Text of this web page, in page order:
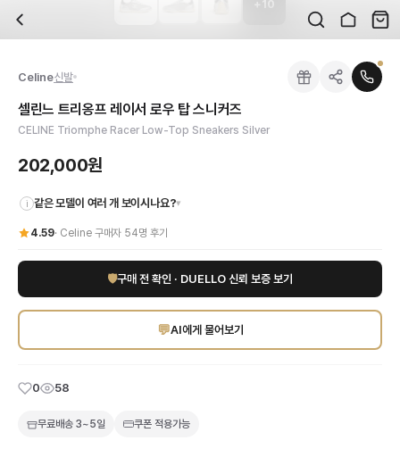
배송은 얼마나 걸리나요?
전문 스태프가 실물 상품을 직접 확인한 후 검수 사진을 제공합니다. 가죽 재질,
교환이나 반품이 가능한가요?
수령 후 7일 이내 신청하시면 상품 하자, 사이즈 불일치, 고객 변심 모두 교환·반
쿠폰과 적립금을 함께 사용할 수 있나요?
네, 쿠폰과 적립금을 결제 시 함께 사용하실 수 있습니다. 적립금은 1,000원 이상
브랜드:
색상:실버
가격:202,000원
셀린느 트리옹프 레이서 로우 탑 스니커즈 실버 컬러로 세련된 여성미를 더해보세
셀린느 트리옹프 레이서 로우 탑 스니커즈
10
Celine신발
셀린느 트리옹프 레이서 로우 탑 스니커즈
CELINE Triomphe Racer Low-Top Sneakers Silver
202,000원
i 같은 모델이 여러 개 보이시나요?▾
4.59· Celine 구매자 54명 후기
🛡구매 전 확인 · DUELLO 신뢰 보증 보기
💬AI에게 물어보기
0 58
무료배송 3~5일 쿠폰 적용가능